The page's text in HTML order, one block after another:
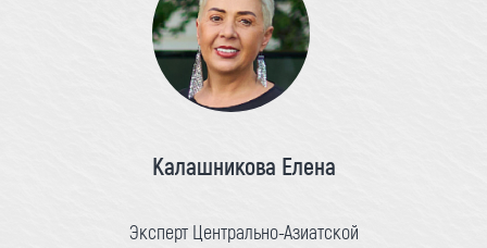
Калашникова Елена
Эксперт Центрально-Азиатской